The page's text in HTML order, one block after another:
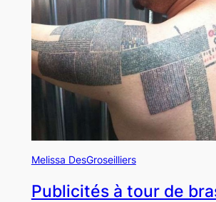
Melissa DesGroseilliers
Publicités à tour de